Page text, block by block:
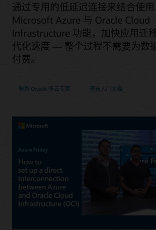
通过专用的低延迟连接来结合使用
Microsoft Azure 与 Oracle Cloud
Infrastructure 功能，加快应用迁
代化速度 — 整个过程不需要为数
付费。
联系 Oracle 多云专家 查看入门文档